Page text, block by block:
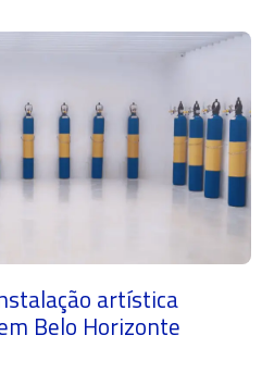
artística
Belo Horizonte